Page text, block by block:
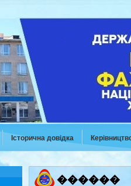
Історична довідка
������